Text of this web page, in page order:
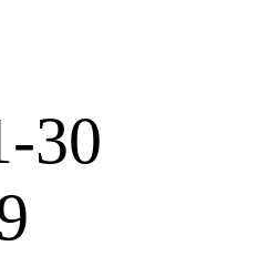
30